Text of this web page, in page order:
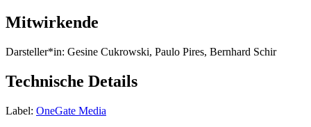
Mitwirkende
Darsteller*in: Gesine Cukrowski, Paulo Pires, Bernhard Schir
Technische Details
Label: OneGate Media